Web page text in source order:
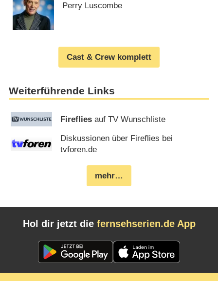
Perry Luscombe
Cast & Crew komplett
Weiterführende Links
Fireflies auf TV Wunschliste
Diskussionen über Fireflies bei
tvforen.de
mehr…
Hol dir jetzt die fernsehserien.de App